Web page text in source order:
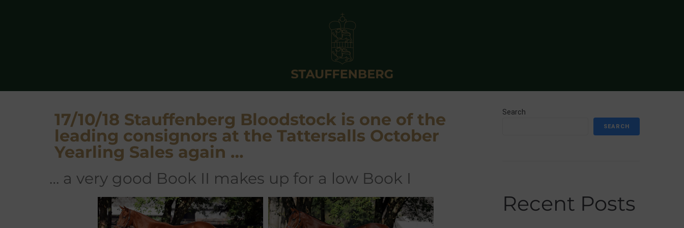
17/10/18 Stauffenberg Bloodstock is one of the
leading consignors at the Tattersalls October
Yearling Sales again …
… a very good Book II makes up for a low Book I
Search
SEARCH
Recent Posts